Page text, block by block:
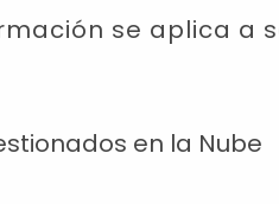
se aplica
en la Nube